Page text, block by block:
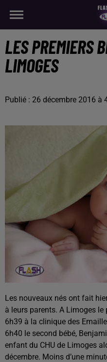
LES PREMIERS
LIMOGES
Publié : 26 décembre 2016 à
Les nouveaux nés ont fait
à leurs parents. A Limoges le
6h39 à la clinique des
6h40 le second bébé,
enfant du CHU de Limoges
décembre. Moins d’une